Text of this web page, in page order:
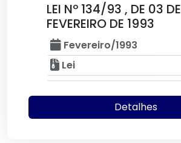
LEI Nº 134/93 , DE 03 DE
FEVEREIRO DE 1993
Fevereiro/1993
Lei
Detalhes